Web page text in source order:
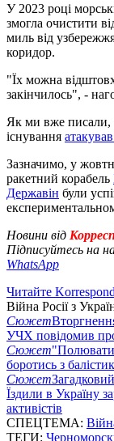
У 2023 році
змогла очистити
миль від
коридор.
"Їх можна
закінчилось", -
Як ми вже писали,
існування
Зазначимо, у
ракетний корабель
Державін були
Новини від
Підписуйтесь на
WhatsApp
Читайте
Війна Росії з
Сюжет
УЧХ повідомив
Сюжет"Полювати
боротись з
Сюжет
Їздили в Україну
активістів
СПЕЦТЕМА:
ТЕГИ: